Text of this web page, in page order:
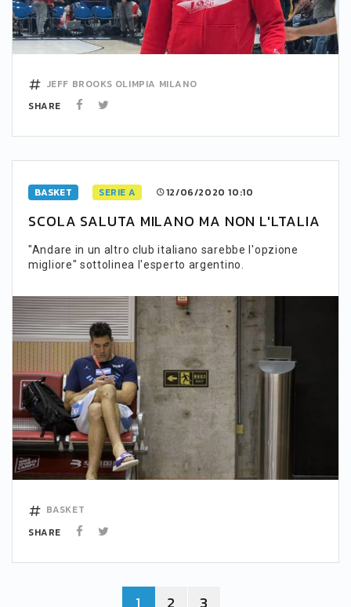
JEFF BROOKS OLIMPIA MILANO
SHARE
BASKET SERIE A 12/06/2020 10:10
SCOLA SALUTA MILANO MA NON L'LTALIA
"Andare in un altro club italiano sarebbe l'opzione
migliore" sottolinea l'esperto argentino.
BASKET
SHARE
1 2 3